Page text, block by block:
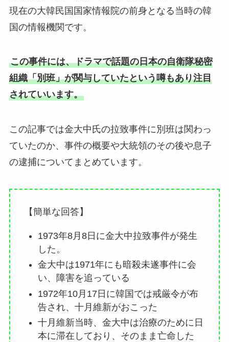
現在の大韓民国国家情報院の前身となる当時の韓
国の情報機関です。
この事件には、ドラマで話題の日本の自衛隊秘密
組織「別班」が関与していたという噂もあり注目
されていいます。
この記事では金大中氏の拉致事件に別班は関わっ
ていたのか、事件の概要や大統領のその後や息子
の逮捕についてまとめています。
【簡単な回答】
1973年8月8日に金大中拉致事件が発生
した。
金大中は1971年にも暗殺未遂事件に会
い、障害を追っている
1972年10月17日に韓国では戒厳令が布
告され、十月維新がおこった
十月維新当時、金大中は治療のために日
本に滞在しており、そのまま亡命した